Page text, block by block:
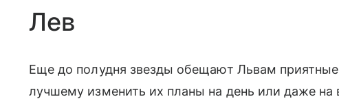
Лев
Еще до полудня звезды обещают Львам
лучшему изменить их планы на день или даже